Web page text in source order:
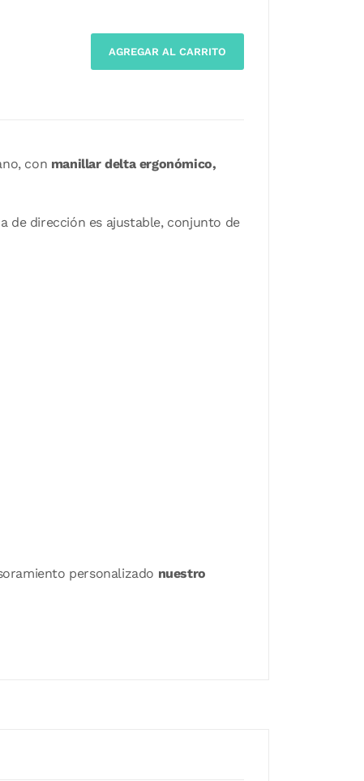
AGREGAR AL CARRITO
con manillar delta ergonómico,
de dirección es ajustable, conjunto de
personalizado nuestro